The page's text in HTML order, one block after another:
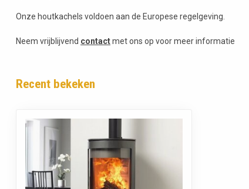
Onze houtkachels voldoen aan de Europese regelgeving.
Neem vrijblijvend contactmet ons op voor meer informatie
Recent bekeken